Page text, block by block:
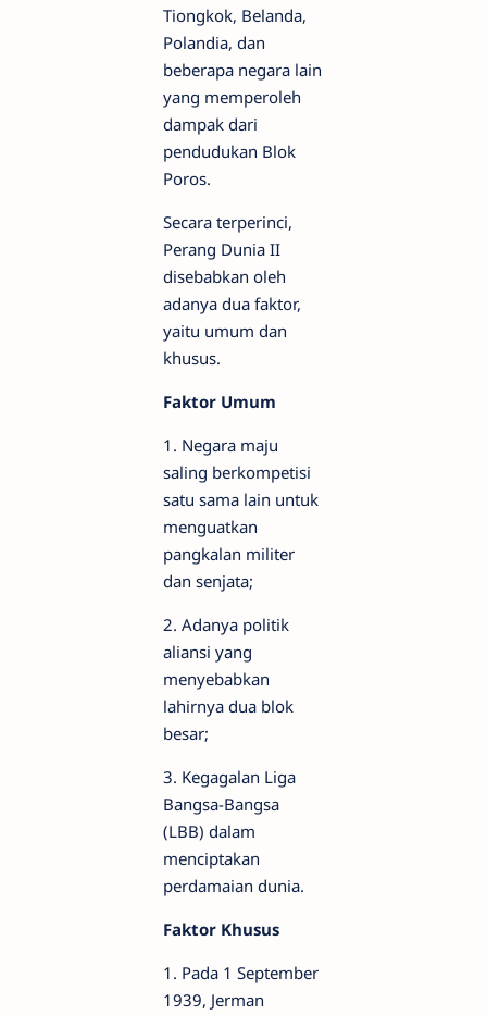
Tiongkok, Belanda,
Polandia, dan
beberapa negara lain
yang memperoleh
dampak dari
pendudukan Blok
Poros.
Secara terperinci,
Perang Dunia II
disebabkan oleh
adanya dua faktor,
yaitu umum dan
khusus.
Faktor Umum
1. Negara maju
saling berkompetisi
satu sama lain untuk
menguatkan
pangkalan militer
dan senjata;
2. Adanya politik
aliansi yang
menyebabkan
lahirnya dua blok
besar;
3. Kegagalan Liga
Bangsa-Bangsa
(LBB) dalam
menciptakan
perdamaian dunia.
Faktor Khusus
1. Pada 1 September
1939, Jerman